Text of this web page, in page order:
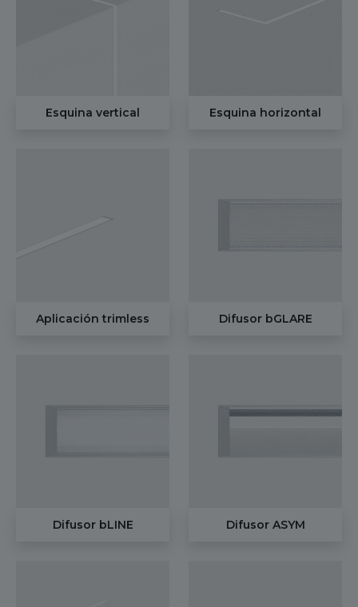
Esquina vertical Esquina horizontal
Aplicación trimless Difusor bGLARE
Difusor bLINE Difusor ASYM